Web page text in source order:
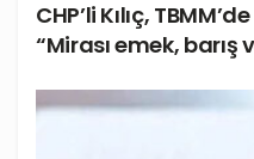
CHP’li Kılıç,
“Mirası emek, barış